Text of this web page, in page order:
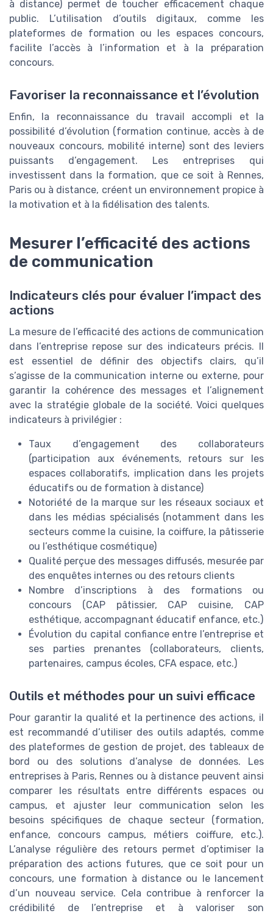
à distance) permet de toucher efficacement chaque
public. L’utilisation d’outils digitaux, comme les
plateformes de formation ou les espaces concours,
facilite l’accès à l’information et à la préparation
concours.
Favoriser la reconnaissance et l’évolution
Enfin, la reconnaissance du travail accompli et la
possibilité d’évolution (formation continue, accès à de
nouveaux concours, mobilité interne) sont des leviers
puissants d’engagement. Les entreprises qui
investissent dans la formation, que ce soit à Rennes,
Paris ou à distance, créent un environnement propice à
la motivation et à la fidélisation des talents.
Mesurer l’efficacité des actions
de communication
Indicateurs clés pour évaluer l’impact des
actions
La mesure de l’efficacité des actions de communication
dans l’entreprise repose sur des indicateurs précis. Il
est essentiel de définir des objectifs clairs, qu’il
s’agisse de la communication interne ou externe, pour
garantir la cohérence des messages et l’alignement
avec la stratégie globale de la société. Voici quelques
indicateurs à privilégier :
Taux d’engagement des collaborateurs
(participation aux événements, retours sur les
espaces collaboratifs, implication dans les projets
éducatifs ou de formation à distance)
Notoriété de la marque sur les réseaux sociaux et
dans les médias spécialisés (notamment dans les
secteurs comme la cuisine, la coiffure, la pâtisserie
ou l’esthétique cosmétique)
Qualité perçue des messages diffusés, mesurée par
des enquêtes internes ou des retours clients
Nombre d’inscriptions à des formations ou
concours (CAP pâtissier, CAP cuisine, CAP
esthétique, accompagnant éducatif enfance, etc.)
Évolution du capital confiance entre l’entreprise et
ses parties prenantes (collaborateurs, clients,
partenaires, campus écoles, CFA espace, etc.)
Outils et méthodes pour un suivi efficace
Pour garantir la qualité et la pertinence des actions, il
est recommandé d’utiliser des outils adaptés, comme
des plateformes de gestion de projet, des tableaux de
bord ou des solutions d’analyse de données. Les
entreprises à Paris, Rennes ou à distance peuvent ainsi
comparer les résultats entre différents espaces ou
campus, et ajuster leur communication selon les
besoins spécifiques de chaque secteur (formation,
enfance, concours campus, métiers coiffure, etc.).
L’analyse régulière des retours permet d’optimiser la
préparation des actions futures, que ce soit pour un
concours, une formation à distance ou le lancement
d’un nouveau service. Cela contribue à renforcer la
crédibilité de l’entreprise et à valoriser son